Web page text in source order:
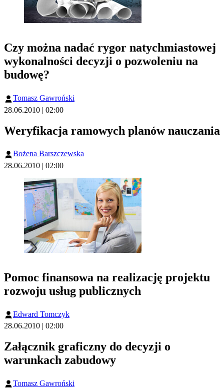
Czy można nadać rygor natychmiastowej
wykonalności decyzji o pozwoleniu na
budowę?
Tomasz Gawroński
28.06.2010 | 02:00
Weryfikacja ramowych planów nauczania
Bożena Barszczewska
28.06.2010 | 02:00
Pomoc finansowa na realizację projektu
rozwoju usług publicznych
Edward Tomczyk
28.06.2010 | 02:00
Załącznik graficzny do decyzji o
warunkach zabudowy
Tomasz Gawroński